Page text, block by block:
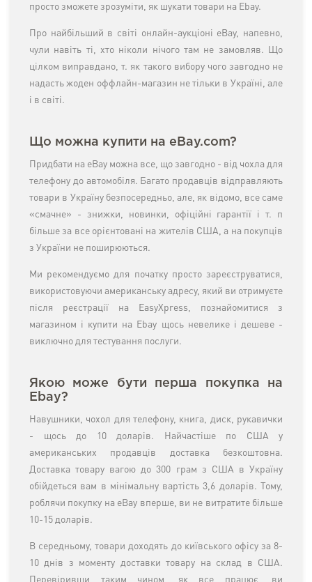
просто зможете зрозуміти, як шукати товари на Ebay.
Про найбільший в світі онлайн-аукціоні eBay, напевно,
чули навіть ті, хто ніколи нічого там не замовляв. Що
цілком виправдано, т. як такого вибору чого завгодно не
надасть жоден оффлайн-магазин не тільки в Україні, але
і в світі.
Що можна купити на eBay.com?
Придбати на eBay можна все, що завгодно - від чохла для
телефону до автомобіля. Багато продавців відправляють
товари в Україну безпосередньо, але, як відомо, все саме
«смачне» - знижки, новинки, офіційні гарантії і т. п
більше за все орієнтовані на жителів США, а на покупців
з України не поширюються.
Ми рекомендуємо для початку просто зареєструватися,
використовуючи американську адресу, який ви отримуєте
після реєстрації на EasyXpress, познайомитися з
магазином і купити на Ebay щось невелике і дешеве -
виключно для тестування послуги.
Якою може бути перша покупка на
Ebay?
Навушники, чохол для телефону, книга, диск, рукавички
- щось до 10 доларів. Найчастіше по США у
американських продавців доставка безкоштовна.
Доставка товару вагою до 300 грам з США в Україну
обійдеться вам в мінімальну вартість 3,6 доларів. Тому,
роблячи покупку на eBay вперше, ви не витратите більше
10-15 доларів.
В середньому, товари доходять до київського офісу за 8-
10 днів з моменту доставки товару на склад в США.